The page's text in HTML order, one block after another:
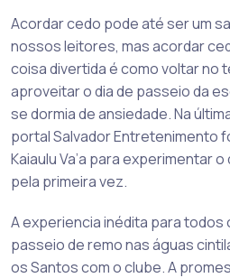
Acordar cedo pode até ser um
nossos leitores, mas acordar
coisa divertida é como voltar no
aproveitar o dia de passeio da
se dormia de ansiedade. Na
portal Salvador Entretenimento
Kaiaulu Va’a para experimentar
pela primeira vez.
A experiencia inédita para todos
passeio de remo nas águas
os Santos com o clube. A